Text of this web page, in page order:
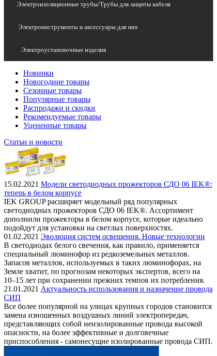
Электроизоляционные трубы/Трубы для защиты кабеля
Электроинструменты и аксессуары для них
Электроустановочные изделия
Новинки
Новогодние товары
Сезонные товары
Популярные товары
Распродажи и скидки
Рекомендуемые товары
Уцененные товары
Статьи и новости
15.02.2021 Модели светодиодных прожекторов СДО 06 IEK®:
теперь в белом корпусе
IEK GROUP расширяет модельный ряд популярных
светодиодных прожекторов СДО 06 IEK®. Ассортимент
дополнили прожекторы в белом корпусе, которые идеально
подойдут для установки на светлых поверхностях.
01.02.2021 Эволюция систем освещения. Новые технологии
В светодиодах белого свечения, как правило, применяется
специальный люминофор из редкоземельных металлов.
Запасов металлов, используемых в таких люминофорах, на
Земле хватит, по прогнозам некоторых экспертов, всего на
10–15 лет при сохранении прежних темпов их потребления.
21.01.2021 Актуальность использования и назначение провода
СИП
Все более популярной на улицах крупных городов становится
замена изношенных воздушных линий электропередач,
представляющих собой неизолированные провода высокой
опасности, на более эффективные и долговечные
приспособления - самонесущие изолированные провода СИП.